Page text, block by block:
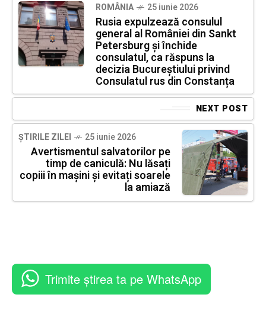
ROMÂNIA 25 iunie 2026
Rusia expulzează consulul
general al României din Sankt
Petersburg și închide
consulatul, ca răspuns la
decizia Bucureștiului privind
Consulatul rus din Constanța
NEXT POST
ȘTIRILE ZILEI 25 iunie 2026
Avertismentul salvatorilor pe
timp de caniculă: Nu lăsați
copiii în mașini și evitați soarele
la amiază
Trimite știrea ta pe WhatsApp